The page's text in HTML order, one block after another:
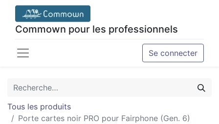
Commown pour les professionnels
Se connecter
Tous les produits
Porte cartes noir PRO pour Fairphone (Gen. 6)